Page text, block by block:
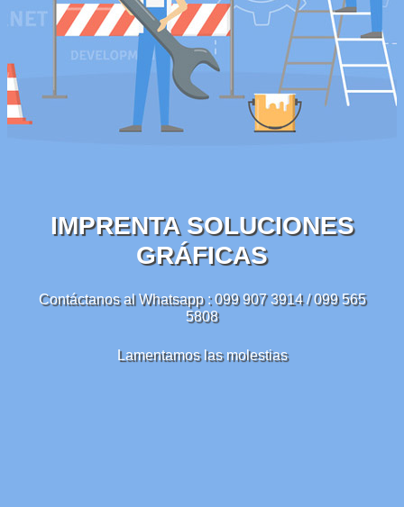
IMPRENTA SOLUCIONES
GRÁFICAS
Contáctanos al Whatsapp : 099 907 3914 / 099 565
5808
Lamentamos las molestias